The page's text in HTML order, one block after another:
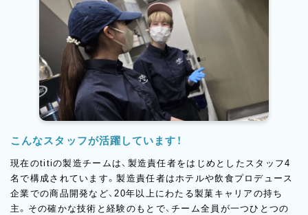
こんなスタッフが活躍しています！
現在のtitiの製造チームは、製造責任者をはじめとしたスタッフ4
名で構成されています。製造責任者はホテルや飲食プロデュース
企業での商品開発など、20年以上にわたる製菓キャリアの持ち
主。その確かな技術と経験のもとで、チーム全員が一つひとつの